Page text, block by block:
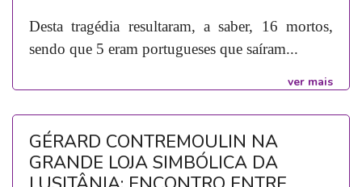
Desta tragédia resultaram, a saber, 16 mortos,
sendo que 5 eram portugueses que saíram...
ver mais
GÉRARD CONTREMOULIN NA
GRANDE LOJA SIMBÓLICA DA